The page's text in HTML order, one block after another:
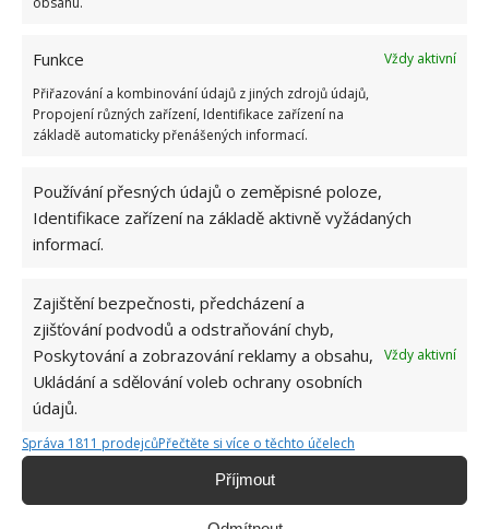
Funkce
Vždy aktivní
Přiřazování a kombinování údajů z jiných zdrojů údajů,
Propojení různých zařízení, Identifikace zařízení na
základě automaticky přenášených informací.
Používání přesných údajů o zeměpisné poloze,
Identifikace zařízení na základě aktivně vyžádaných
informací.
Zajištění bezpečnosti, předcházení a
zjišťování podvodů a odstraňování chyb,
Poskytování a zobrazování reklamy a obsahu,
Ukládání a sdělování voleb ochrany osobních
údajů.
Vždy aktivní
Správa 1811 prodejcůPřečtěte si více o těchto účelech
Příjmout
ORCHIDEJ
Hana Musilová